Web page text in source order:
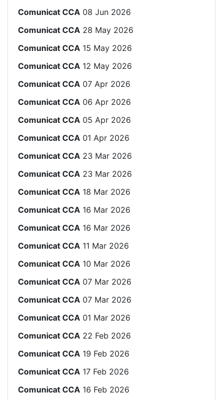
Comunicat CCA 08 Jun 2026
Comunicat CCA 28 May 2026
Comunicat CCA 15 May 2026
Comunicat CCA 12 May 2026
Comunicat CCA 07 Apr 2026
Comunicat CCA 06 Apr 2026
Comunicat CCA 05 Apr 2026
Comunicat CCA 01 Apr 2026
Comunicat CCA 23 Mar 2026
Comunicat CCA 23 Mar 2026
Comunicat CCA 18 Mar 2026
Comunicat CCA 16 Mar 2026
Comunicat CCA 16 Mar 2026
Comunicat CCA 11 Mar 2026
Comunicat CCA 10 Mar 2026
Comunicat CCA 07 Mar 2026
Comunicat CCA 07 Mar 2026
Comunicat CCA 01 Mar 2026
Comunicat CCA 22 Feb 2026
Comunicat CCA 19 Feb 2026
Comunicat CCA 17 Feb 2026
Comunicat CCA 16 Feb 2026